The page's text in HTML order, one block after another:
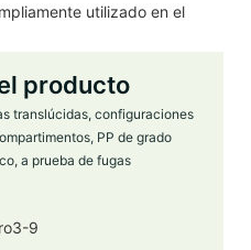
utilizado en el
producto
translúcidas, configuraciones
PP de grado
a prueba de fugas